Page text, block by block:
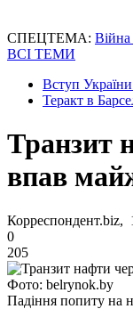
СПЕЦТЕМА: Війна
ВСІ ТЕМИ
Вступ
Теракт в
Транзит
впав
Корреспондент.biz,
0
205
Фото: belrynok.by
Падіння попиту на